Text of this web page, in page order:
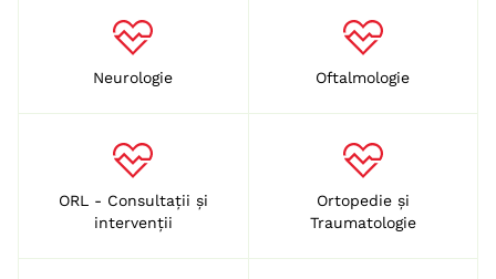
Neurologie Oftalmologie
ORL - Consultații și
intervenții
Ortopedie și
Traumatologie